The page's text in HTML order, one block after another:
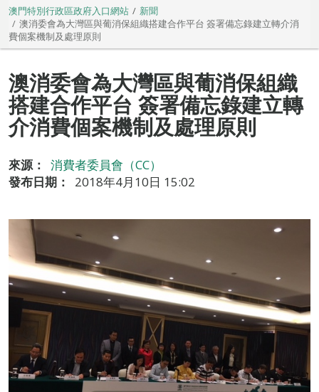
澳門特別行政區政府入口網站
新聞
澳消委會為大灣區與葡消保組織搭建合作平台 簽署備忘錄建立轉介消
費個案機制及處理原則
澳消委會為大灣區與葡消保組織
搭建合作平台 簽署備忘錄建立轉
介消費個案機制及處理原則
來源：
消費者委員會（CC）
發布日期：
2018年4月10日 15:02